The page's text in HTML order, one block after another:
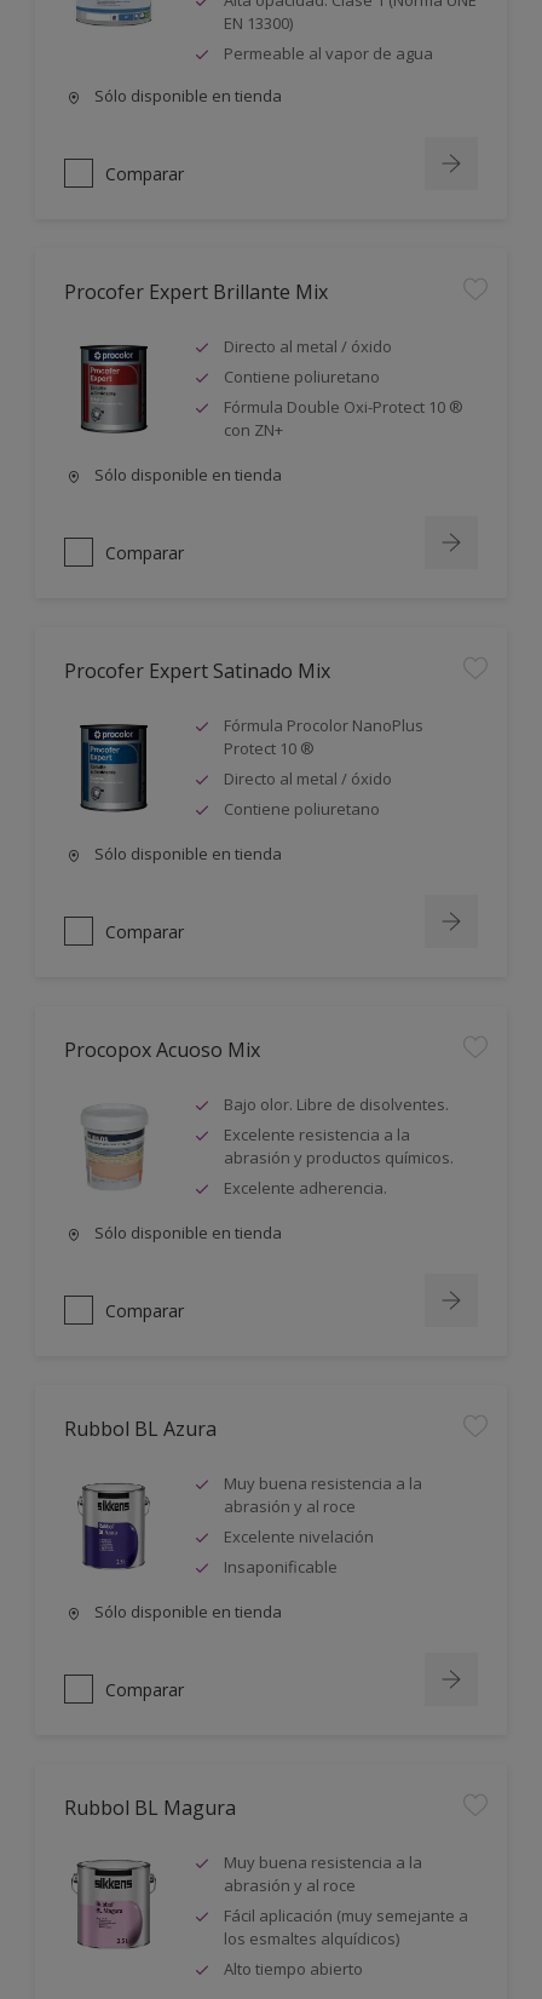
EN 13300)
Permeable al vapor de agua
Sólo disponible en tienda
Comparar
Procofer Expert Brillante Mix
Directo al metal / óxido
Contiene poliuretano
Fórmula Double Oxi-Protect 10 ®
con ZN+
Sólo disponible en tienda
Comparar
Procofer Expert Satinado Mix
Fórmula Procolor NanoPlus
Protect 10 ®
Directo al metal / óxido
Contiene poliuretano
Sólo disponible en tienda
Comparar
Procopox Acuoso Mix
Bajo olor. Libre de disolventes.
Excelente resistencia a la
abrasión y productos químicos.
Excelente adherencia.
Sólo disponible en tienda
Comparar
Rubbol BL Azura
Muy buena resistencia a la
abrasión y al roce
Excelente nivelación
Insaponificable
Sólo disponible en tienda
Comparar
Rubbol BL Magura
Muy buena resistencia a la
abrasión y al roce
Fácil aplicación (muy semejante a
los esmaltes alquídicos)
Alto tiempo abierto